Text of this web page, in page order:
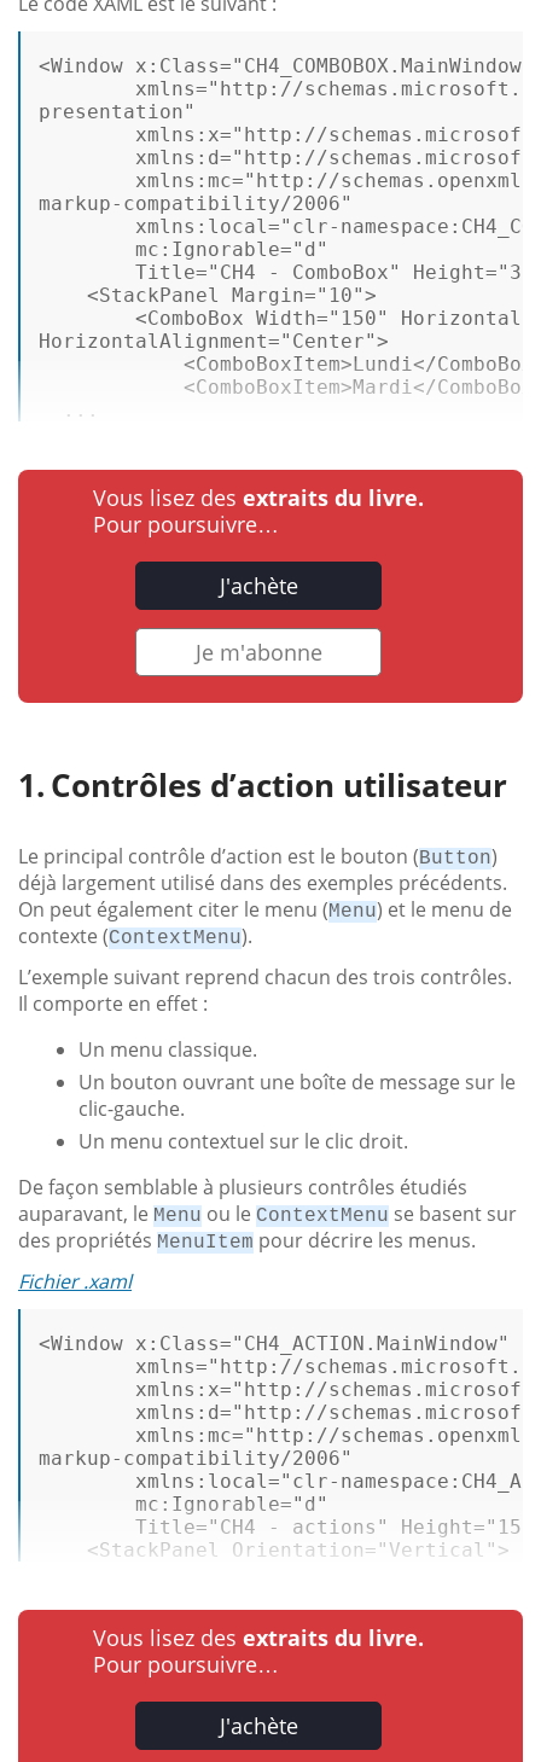
<Window x:Class="CH4_COMBOBOX.MainWindow"
xmlns="http://
presentation"
xmlns:x="http://
xmlns:d="http://
xmlns:mc="http://
markup-compatibility/2006"
xmlns:local="clr-
mc:Ignorable="d"
Title="CH4 - ComboBox" Height=
<StackPanel Margin="10">
<ComboBox Width="150"
HorizontalAlignment="Center">
<ComboBoxItem>Lundi</
<ComboBoxItem>Mardi</
...
Vous lisez des extraits du livre.
Pour poursuivre…
J'achète
Je m'abonne
Contrôles d’action utilisateur
Le principal contrôle d’action est le bouton (Button)
déjà largement utilisé dans des exemples précédents.
On peut également citer le menu (Menu) et le menu de
contexte (ContextMenu).
L’exemple suivant reprend chacun des trois contrôles.
Il comporte en effet :
Un menu classique.
Un bouton ouvrant une boîte de message sur le
clic-gauche.
Un menu contextuel sur le clic droit.
De façon semblable à plusieurs contrôles étudiés
auparavant, le Menu ou le ContextMenu se basent sur
des propriétés MenuItem pour décrire les menus.
Fichier .xaml
<Window x:Class="CH4_ACTION.MainWindow"
xmlns="http://
xmlns:x="http://
xmlns:d="http://
xmlns:mc="http://
markup-compatibility/2006"
xmlns:local="clr-
mc:Ignorable="d"
Title="CH4 - actions" Height=
<StackPanel Orientation= "Vertical" >
Vous lisez des extraits du livre.
Pour poursuivre…
J'achète